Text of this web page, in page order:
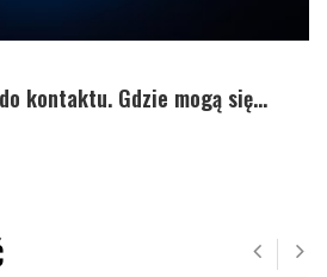
kontaktu. Gdzie mogą się...